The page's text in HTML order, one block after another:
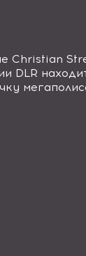
Christian
DLR